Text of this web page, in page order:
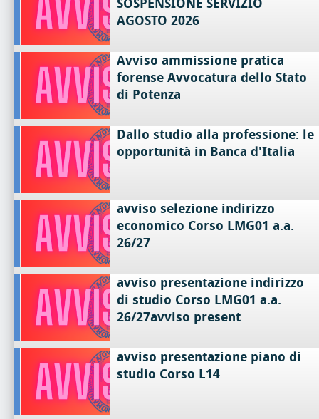
SOSPENSIONE SERVIZIO
AGOSTO 2026
Avviso ammissione pratica
forense Avvocatura dello Stato
di Potenza
Dallo studio alla professione: le
opportunità in Banca d'Italia
avviso selezione indirizzo
economico Corso LMG01 a.a.
26/27
avviso presentazione indirizzo
di studio Corso LMG01 a.a.
26/27avviso present
avviso presentazione piano di
studio Corso L14